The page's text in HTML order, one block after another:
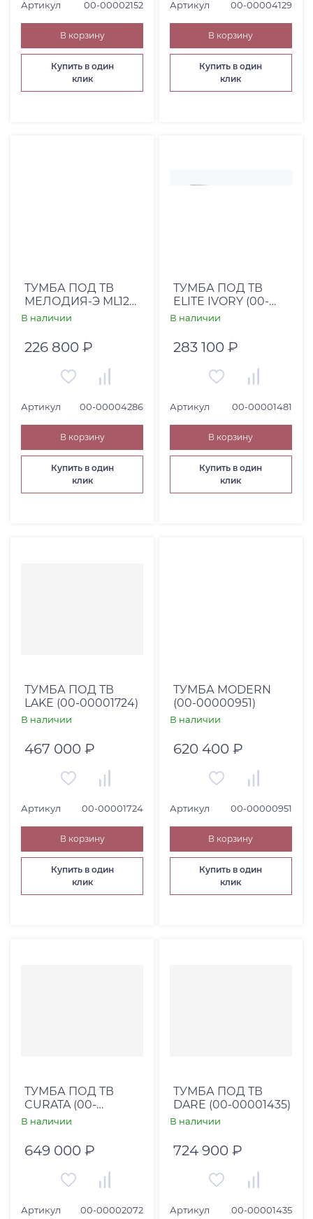
Артикул 00-00002152
В корзину
Купить в один
клик
Артикул 00-00004129
В корзину
Купить в один
клик
ТУМБА ПОД ТВ
МЕЛОДИЯ-Э ML12
РУЧКИ БРАСС 4215
В наличии
226 800 ₽
Артикул 00-00004286
В корзину
Купить в один
клик
ТУМБА ПОД ТВ
ELITE IVORY (00-
00001481)
В наличии
283 100 ₽
Артикул 00-00001481
В корзину
Купить в один
клик
ТУМБА ПОД ТВ
LAKE (00-00001724)
В наличии
467 000 ₽
Артикул 00-00001724
В корзину
Купить в один
клик
ТУМБА MODERN
(00-00000951)
В наличии
620 400 ₽
Артикул 00-00000951
В корзину
Купить в один
клик
ТУМБА ПОД ТВ
CURATA (00-
00002072)
В наличии
649 000 ₽
Артикул 00-00002072
ТУМБА ПОД ТВ
DARE (00-00001435)
В наличии
724 900 ₽
Артикул 00-00001435